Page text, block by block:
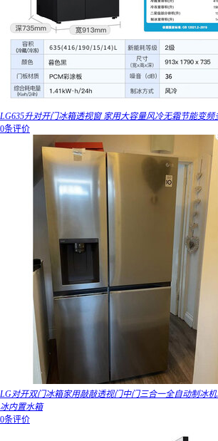
LG635升对开门冰箱透视窗 家用大容量风冷无霜节能变频
0条评价
LG对开双门冰箱家用敲敲透视门中门三合一全自动制冰
冰内置水箱
0条评价